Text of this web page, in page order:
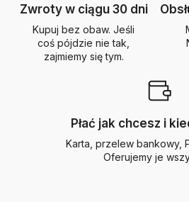
Zwroty w ciągu 30 dni
Kupuj bez obaw. Jeśli
coś pójdzie nie tak,
zajmiemy się tym.
Płać jak chcesz i
Karta, przelew bankowy,
Oferujemy je